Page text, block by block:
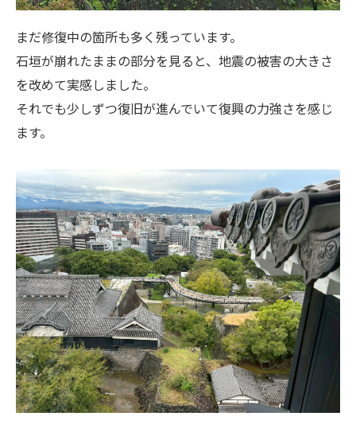
まだ修復中の箇所も多く残っています。
石垣が崩れたままの部分を見ると、地震の被害の大きさ
を改めて実感しました。
それでも少しずつ復旧が進んでいて復興の力強さを感じ
ます。